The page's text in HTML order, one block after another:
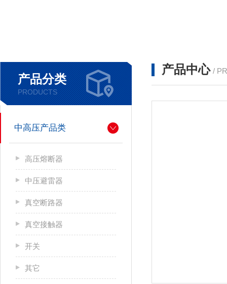
产品分类
PRODUCTS
中高压产品类
高压熔断器
中压避雷器
真空断路器
真空接触器
开关
其它
产品中心 /